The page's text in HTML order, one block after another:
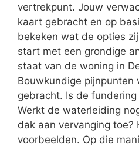
vertrekpunt. Jouw
kaart gebracht en op
bekeken wat de opties
start met een grondige
staat van de woning in
Bouwkundige pijnpunten
gebracht. Is de
Werkt de waterleiding
dak aan vervanging toe?
voorbeelden. Op die